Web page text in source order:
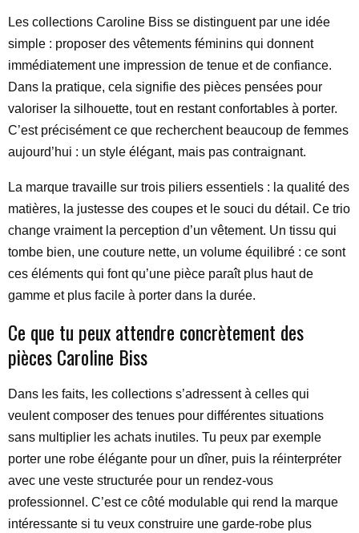
Les collections Caroline Biss se distinguent par une idée
simple : proposer des vêtements féminins qui donnent
immédiatement une impression de tenue et de confiance.
Dans la pratique, cela signifie des pièces pensées pour
valoriser la silhouette, tout en restant confortables à porter.
C’est précisément ce que recherchent beaucoup de femmes
aujourd’hui : un style élégant, mais pas contraignant.
La marque travaille sur trois piliers essentiels : la qualité des
matières, la justesse des coupes et le souci du détail. Ce trio
change vraiment la perception d’un vêtement. Un tissu qui
tombe bien, une couture nette, un volume équilibré : ce sont
ces éléments qui font qu’une pièce paraît plus haut de
gamme et plus facile à porter dans la durée.
Ce que tu peux attendre concrètement des
pièces Caroline Biss
Dans les faits, les collections s’adressent à celles qui
veulent composer des tenues pour différentes situations
sans multiplier les achats inutiles. Tu peux par exemple
porter une robe élégante pour un dîner, puis la réinterpréter
avec une veste structurée pour un rendez-vous
professionnel. C’est ce côté modulable qui rend la marque
intéressante si tu veux construire une garde-robe plus